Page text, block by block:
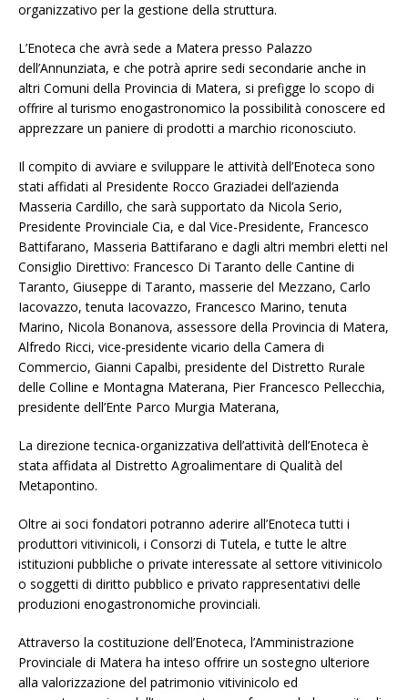
organizzativo per la gestione della struttura.
L’Enoteca che avrà sede a Matera presso Palazzo
dell’Annunziata, e che potrà aprire sedi secondarie anche in
altri Comuni della Provincia di Matera, si prefigge lo scopo di
offrire al turismo enogastronomico la possibilità conoscere ed
apprezzare un paniere di prodotti a marchio riconosciuto.
Il compito di avviare e sviluppare le attività dell’Enoteca sono
stati affidati al Presidente Rocco Graziadei dell’azienda
Masseria Cardillo, che sarà supportato da Nicola Serio,
Presidente Provinciale Cia, e dal Vice-Presidente, Francesco
Battifarano, Masseria Battifarano e dagli altri membri eletti nel
Consiglio Direttivo: Francesco Di Taranto delle Cantine di
Taranto, Giuseppe di Taranto, masserie del Mezzano, Carlo
Iacovazzo, tenuta Iacovazzo, Francesco Marino, tenuta
Marino, Nicola Bonanova, assessore della Provincia di Matera,
Alfredo Ricci, vice-presidente vicario della Camera di
Commercio, Gianni Capalbi, presidente del Distretto Rurale
delle Colline e Montagna Materana, Pier Francesco Pellecchia,
presidente dell’Ente Parco Murgia Materana,
La direzione tecnica-organizzativa dell’attività dell’Enoteca è
stata affidata al Distretto Agroalimentare di Qualità del
Metapontino.
Oltre ai soci fondatori potranno aderire all’Enoteca tutti i
produttori vitivinicoli, i Consorzi di Tutela, e tutte le altre
istituzioni pubbliche o private interessate al settore vitivinicolo
o soggetti di diritto pubblico e privato rappresentativi delle
produzioni enogastronomiche provinciali.
Attraverso la costituzione dell’Enoteca, l’Amministrazione
Provinciale di Matera ha inteso offrire un sostegno ulteriore
alla valorizzazione del patrimonio vitivinicolo ed